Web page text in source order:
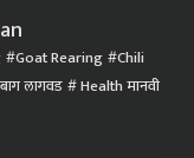
Goat Rearing Chili
लागवड Health मानवी